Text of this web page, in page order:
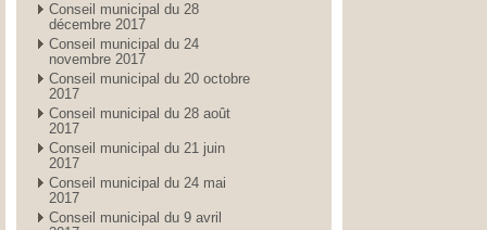
Conseil municipal du 28
décembre 2017
Conseil municipal du 24
novembre 2017
Conseil municipal du 20 octobre
2017
Conseil municipal du 28 août
2017
Conseil municipal du 21 juin
2017
Conseil municipal du 24 mai
2017
Conseil municipal du 9 avril